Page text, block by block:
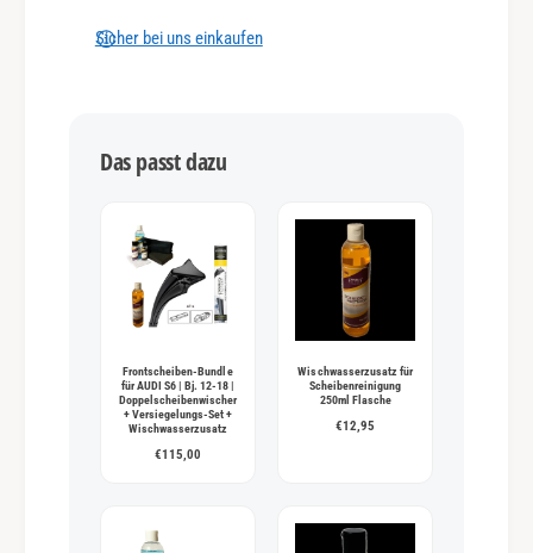
Sicher bei uns einkaufen
Das passt dazu
Frontscheiben-Bundle
für AUDI S6 | Bj. 12-18 |
Doppelscheibenwischer
+ Versiegelungs-Set +
Wischwasserzusatz
€115,00
Wischwasserzusatz für
Scheibenreinigung
250ml Flasche
€12,95